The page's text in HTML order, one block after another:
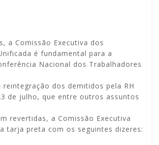
a Comissão Executiva dos
é fundamental para a
Nacional dos Trabalhadores
dos demitidos pela RH
de julho, que entre outros assuntos
revertidas, a Comissão Executiva
tarja preta com os seguintes dizeres:
Apcef
saúde
Alerta: golpistas usam
WhatsApp e e-mail para
enviar falsas mensagens
sobre processos judiciais